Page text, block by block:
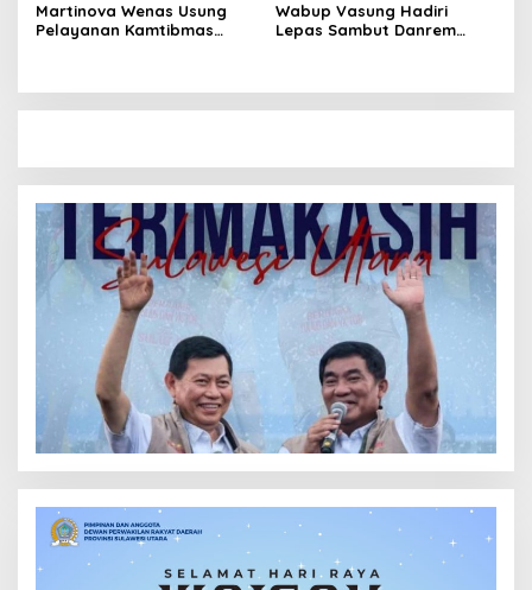
Martinova Wenas Usung
Pelayanan Kamtibmas
Wabup Vasung Hadiri
Lepas Sambut Danrem